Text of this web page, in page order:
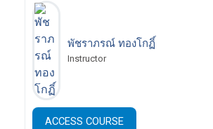
พัชราภรณ์ ทองโกฏิ์
Instructor
ACCESS COURSE